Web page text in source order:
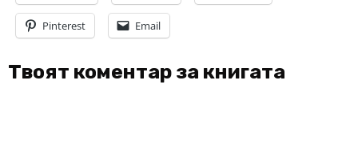
Pinterest Email
Твоят коментар за книгата